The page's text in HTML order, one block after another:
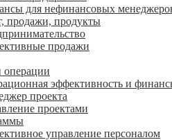
для нефинансовых
продажи, продукты
продажи
эффективность и
проекта
проектами
управление персоналом